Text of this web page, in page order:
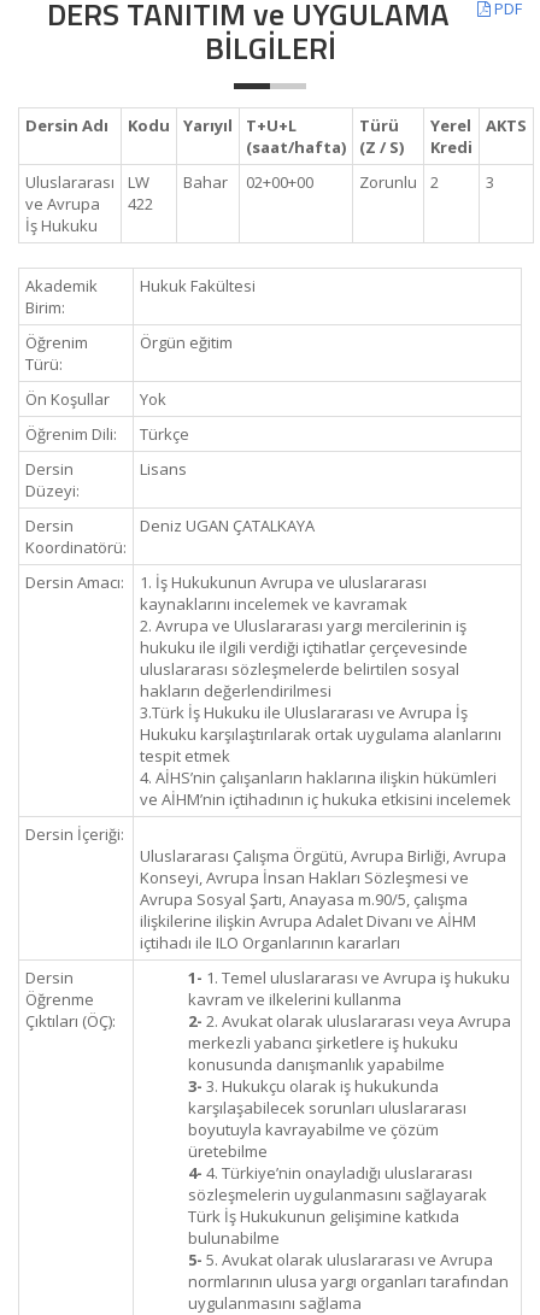
PDF
DERS TANITIM ve UYGULAMA
BİLGİLERİ
Dersin Adı Kodu Yarıyıl
T+U+L
(saat/hafta)
Türü
(Z / S)
Yerel
Kredi
AKTS
Uluslararası
ve Avrupa
İş Hukuku
LW
422
Bahar 02+00+00 Zorunlu 2 3
Akademik
Birim:
Hukuk Fakültesi
Öğrenim
Türü:
Örgün eğitim
Ön Koşullar
Yok
Öğrenim Dili:
Türkçe
Dersin
Düzeyi:
Lisans
Dersin
Koordinatörü:
Deniz UGAN ÇATALKAYA
Dersin Amacı:
1. İş Hukukunun Avrupa ve uluslararası
kaynaklarını incelemek ve kavramak
2. Avrupa ve Uluslararası yargı mercilerinin iş
hukuku ile ilgili verdiği içtihatlar çerçevesinde
uluslararası sözleşmelerde belirtilen sosyal
hakların değerlendirilmesi
3.Türk İş Hukuku ile Uluslararası ve Avrupa İş
Hukuku karşılaştırılarak ortak uygulama alanlarını
tespit etmek
4. AİHS’nin çalışanların haklarına ilişkin hükümleri
ve AİHM’nin içtihadının iç hukuka etkisini incelemek
Dersin İçeriği:
Uluslararası Çalışma Örgütü, Avrupa Birliği, Avrupa
Konseyi, Avrupa İnsan Hakları Sözleşmesi ve
Avrupa Sosyal Şartı, Anayasa m.90/5, çalışma
ilişkilerine ilişkin Avrupa Adalet Divanı ve AİHM
içtihadı ile ILO Organlarının kararları
Dersin
Öğrenme
Çıktıları (ÖÇ):
1- 1. Temel uluslararası ve Avrupa iş hukuku
kavram ve ilkelerini kullanma
2- 2. Avukat olarak uluslararası veya Avrupa
merkezli yabancı şirketlere iş hukuku
konusunda danışmanlık yapabilme
3- 3. Hukukçu olarak iş hukukunda
karşılaşabilecek sorunları uluslararası
boyutuyla kavrayabilme ve çözüm
üretebilme
4- 4. Türkiye’nin onayladığı uluslararası
sözleşmelerin uygulanmasını sağlayarak
Türk İş Hukukunun gelişimine katkıda
bulunabilme
5- 5. Avukat olarak uluslararası ve Avrupa
normlarının ulusa yargı organları tarafından
uygulanmasını sağlama